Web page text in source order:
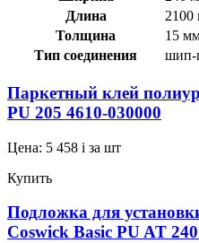
Длина
2100
Толщина
15
Тип соединения
шип-
Паркетный клей
PU 205 4610-030000
Цена: 5 458 i за шт
Купить
Подложка для
Coswick Basic PU AT